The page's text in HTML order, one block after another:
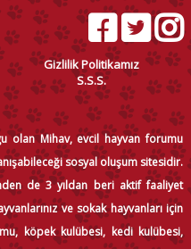
Gizlilik Politikamız
S.S.S.
olan Mihav, evcil hayvan forumu
sosyal oluşum sitesidir.
de 3 yıldan beri aktif faaliyet
ve sokak hayvanları için
köpek kulübesi, kedi kulübesi,